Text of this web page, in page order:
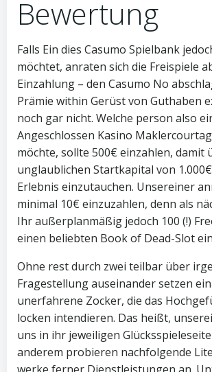
Bewertung
Falls Ein dies Casumo Spielbank
möchtet, anraten sich die Freispiele
Einzahlung – den Casumo No
Prämie within Gerüst von Guthaben
noch gar nicht. Welche person also
Angeschlossen Kasino
möchte, sollte 500€ einzahlen, damit
unglaublichen Startkapital von
Erlebnis einzutauchen. Unsereiner
minimal 10€ einzuzahlen, denn als
Ihr außerplanmäßig jedoch 100 (!)
einen beliebten Book of Dead-Slot
Ohne rest durch zwei teilbar über
Fragestellung auseinander setzen
unerfahrene Zocker, die das
locken intendieren. Das heißt,
uns in ihr jeweiligen
anderem probieren nachfolgende